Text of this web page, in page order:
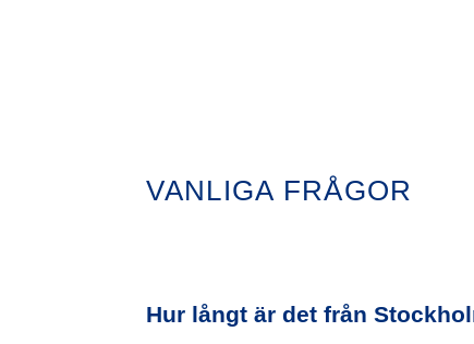
VANLIGA FRÅGOR
Hur långt är det från